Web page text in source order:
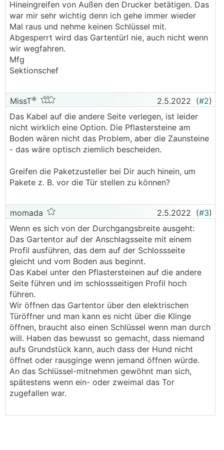
Hineingreifen von Außen den Drucker betätigen. Das
war mir sehr wichtig denn ich gehe immer wieder
Mal raus und nehme keinen Schlüssel mit.
Abgesperrt wird das Gartentürl nie, auch nicht wenn
wir wegfahren.
Mfg
Sektionschef
MissT 2.5.2022 (#2)
Das Kabel auf die andere Seite verlegen, ist leider
nicht wirklich eine Option. Die Pflastersteine am
Boden wären nicht das Problem, aber die Zaunsteine
- das wäre optisch ziemlich bescheiden.
Greifen die Paketzusteller bei Dir auch hinein, um
Pakete z. B. vor die Tür stellen zu können?
momada 2.5.2022 (#3)
Wenn es sich von der Durchgangsbreite ausgeht:
Das Gartentor auf der Anschlagsseite mit einem
Profil ausführen, das dem auf der Schlossseite
gleicht und vom Boden aus beginnt.
Das Kabel unter den Pflastersteinen auf die andere
Seite führen und im schlossseitigen Profil hoch
führen.
Wir öffnen das Gartentor über den elektrischen
Türöffner und man kann es nicht über die Klinge
öffnen, braucht also einen Schlüssel wenn man durch
will. Haben das bewusst so gemacht, dass niemand
aufs Grundstück kann, auch dass der Hund nicht
öffnet oder rausginge wenn jemand öffnen würde.
An das Schlüssel-mitnehmen gewöhnt man sich,
spätestens wenn ein- oder zweimal das Tor
zugefallen war.